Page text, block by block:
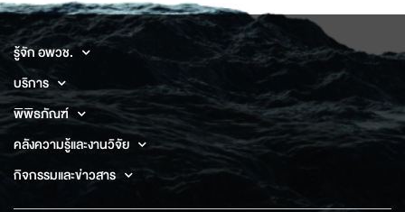
รู้จัก อพวช.
บริการ
พิพิธภัณฑ์
คลังความรู้และงานวิจัย
กิจกรรมและข่าวสาร